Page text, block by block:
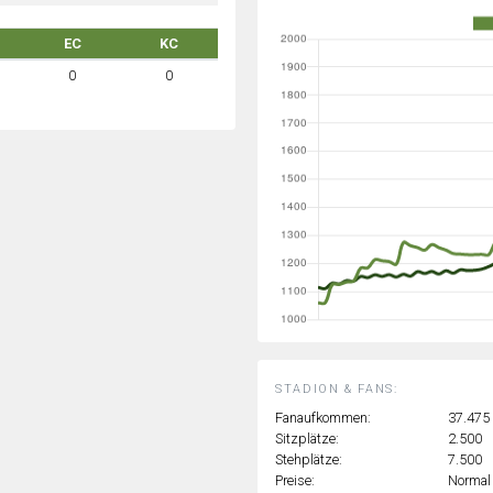
EC
KC
0 0
STADION & FANS:
Fanaufkommen:
37.475
Sitzplätze:
2.500
Stehplätze:
7.500
Preise:
Normal